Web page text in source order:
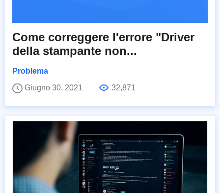
Come correggere l'errore "Driver
della stampante non...
Problema
Giugno 30, 2021
32,871